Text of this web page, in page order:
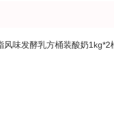
风味发酵乳方桶装酸奶1kg*2